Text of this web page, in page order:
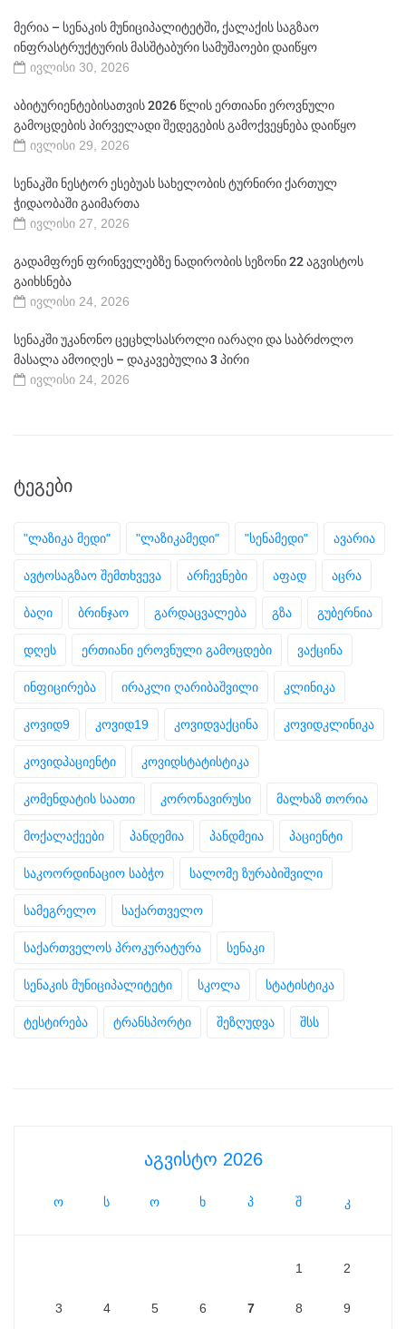
მერია – სენაკის მუნიციპალიტეტში, ქალაქის საგზაო
ინფრასტრუქტურის მასშტაბური სამუშაოები დაიწყო
ივლისი 30, 2026
აბიტურიენტებისათვის 2026 წლის ერთიანი ეროვნული
გამოცდების პირველადი შედეგების გამოქვეყნება დაიწყო
ივლისი 29, 2026
სენაკში ნესტორ ესებუას სახელობის ტურნირი ქართულ
ჭიდაობაში გაიმართა
ივლისი 27, 2026
გადამფრენ ფრინველებზე ნადირობის სეზონი 22 აგვისტოს
გაიხსნება
ივლისი 24, 2026
სენაკში უკანონო ცეცხლსასროლი იარაღი და საბრძოლო
მასალა ამოიღეს – დაკავებულია 3 პირი
ივლისი 24, 2026
ᲢᲔᲒᲔᲑᲘ
"ლაზიკა მედი" "ლაზიკამედი" "სენამედი" ავარია
ავტოსაგზაო შემთხვევა არჩევნები აფად აცრა
ბაღი ბრინჯაო გარდაცვალება გზა გუბერნია
დღეს ერთიანი ეროვნული გამოცდები ვაქცინა
ინფიცირება ირაკლი ღარიბაშვილი კლინიკა
კოვიდ9 კოვიდ19 კოვიდვაქცინა კოვიდკლინიკა
კოვიდპაციენტი კოვიდსტატისტიკა
კომენდატის საათი კორონავირუსი მალხაზ თორია
მოქალაქეები პანდემია პანდმეია პაციენტი
საკოორდინაციო საბჭო სალომე ზურაბიშვილი
სამეგრელო საქართველო
საქართველოს პროკურატურა სენაკი
სენაკის მუნიციპალიტეტი სკოლა სტატისტიკა
ტესტირება ტრანსპორტი შეზღუდვა შსს
აგვისტო 2026
ო ს ო ხ პ შ კ
1 2
3 4 5 6 7 8 9